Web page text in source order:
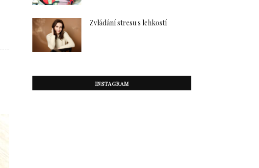
Zvládání stresu s lehkostí
INSTAGRAM